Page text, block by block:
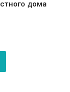
дома